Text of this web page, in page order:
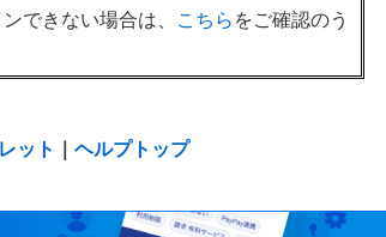
できない場合は、 こちらをご確認のう
ット ｜ ヘルプトップ